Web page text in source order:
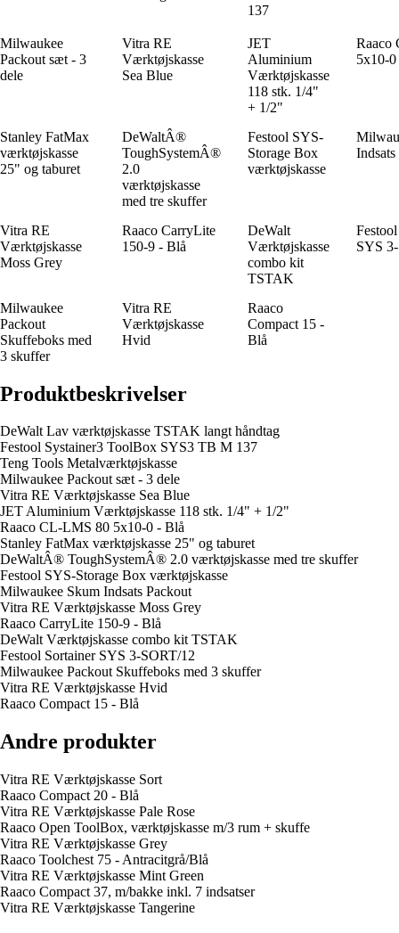
137
Milwaukee
Packout sæt - 3
dele
Vitra RE
Værktøjskasse
Sea Blue
JET
Aluminium
Værktøjskasse
118 stk. 1/4"
+ 1/2"
Raaco
5x10-
Stanley FatMax
værktøjskasse
25" og taburet
DeWaltÂ®
ToughSystemÂ®
2.0
værktøjskasse
med tre skuffer
Festool SYS-
Storage Box
værktøjskasse
Vitra RE
Værktøjskasse
Moss Grey
Raaco CarryLite
150-9 - Blå
DeWalt
Værktøjskasse
combo kit
TSTAK
SYS
Milwaukee
Packout
Skuffeboks med
3 skuffer
Vitra RE
Værktøjskasse
Hvid
Raaco
Compact 15 -
Blå
Produktbeskrivelser
DeWalt Lav værktøjskasse TSTAK langt håndtag
Festool Systainer3 ToolBox SYS3 TB M 137
Teng Tools Metalværktøjskasse
Milwaukee Packout sæt - 3 dele
Vitra RE Værktøjskasse Sea Blue
JET Aluminium Værktøjskasse 118 stk. 1/4" + 1/2"
Raaco CL-LMS 80 5x10-0 - Blå
Stanley FatMax værktøjskasse 25" og taburet
DeWaltÂ® ToughSystemÂ® 2.0 værktøjskasse med tre skuffer
Festool SYS-Storage Box værktøjskasse
Milwaukee Skum Indsats Packout
Vitra RE Værktøjskasse Moss Grey
Raaco CarryLite 150-9 - Blå
DeWalt Værktøjskasse combo kit TSTAK
Festool Sortainer SYS 3-SORT/12
Milwaukee Packout Skuffeboks med 3 skuffer
Vitra RE Værktøjskasse Hvid
Raaco Compact 15 - Blå
Andre produkter
Vitra RE Værktøjskasse Sort
Raaco Compact 20 - Blå
Vitra RE Værktøjskasse Pale Rose
Raaco Open ToolBox, værktøjskasse m/3 rum + skuffe
Vitra RE Værktøjskasse Grey
Raaco Toolchest 75 - Antracitgrå/Blå
Vitra RE Værktøjskasse Mint Green
Raaco Compact 37, m/bakke inkl. 7 indsatser
Vitra RE Værktøjskasse Tangerine